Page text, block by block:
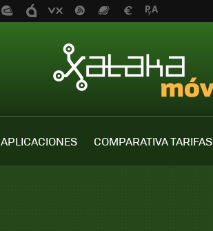
APLICACIONES COMPARATIVA TARIFAS